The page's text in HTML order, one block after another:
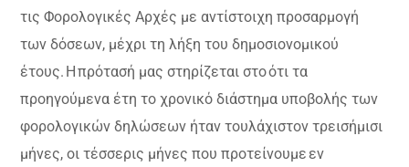
τις Φορολογικές Αρχές με αντίστοιχη προσαρμογή
των δόσεων, μέχρι τη λήξη του δημοσιονομικού
έτους. Η πρότασή μας στηρίζεται στο ότι τα
προηγούμενα έτη το χρονικό διάστημα υποβολής των
φορολογικών δηλώσεων ήταν τουλάχιστον τρεισήμισι
μήνες, οι τέσσερις μήνες που προτείνουμε εν